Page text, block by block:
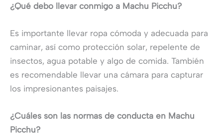
¿Qué debo llevar conmigo a Machu Picchu?
Es importante llevar ropa cómoda y adecuada para
caminar, así como protección solar, repelente de
insectos, agua potable y algo de comida. También
es recomendable llevar una cámara para capturar
los impresionantes paisajes.
¿Cuáles son las normas de conducta en Machu
Picchu?